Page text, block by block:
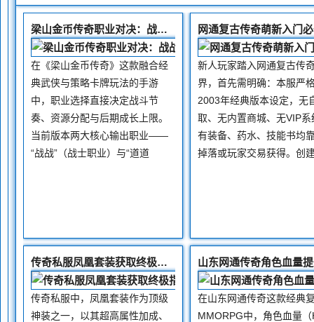
梁山金币传奇职业对决：战战与道道孰优？
在《梁山金币传奇》这款融合经
典武侠与策略卡牌玩法的手游
中，职业选择直接决定战斗节
奏、资源分配与后期成长上限。
当前版本两大核心输出职业——
“战战”（战士职业）与“道道
新人玩家踏入网通复古传
界，首先需明确：本服严
2003年经典版本设定，无
取、无内置商城、无VIP系
有装备、药水、技能书均
掉落或玩家交易获得。创
传奇私服凤凰套装获取终极指南
传奇私服中，凤凰套装作为顶级
神装之一，以其超高属性加成、
在山东网通传奇这款经典
MMORPG中，角色血量（